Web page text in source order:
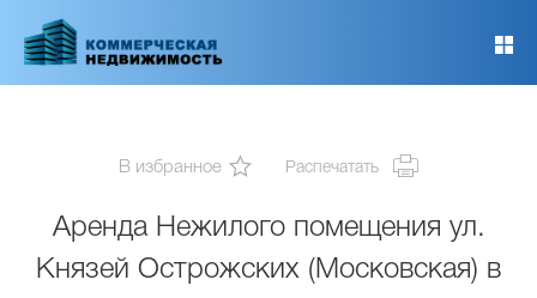
основному
В избранное Распечатать
Аренда Нежилого помещения ул.
Князей Острожских (Московская) в